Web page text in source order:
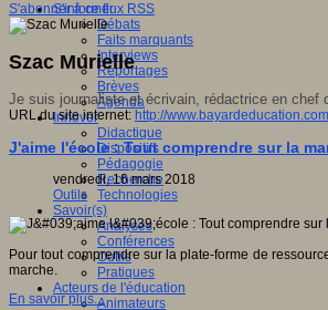
S'informer
Débats
Faits marquants
Interviews
Reportages
Brèves
Agenda
Innover
Didactique
Dispositifs
Pédagogie
Recherche
Technologies
Savoir(s)
Analyses
Conférences
Outils
Pratiques
Acteurs de l'éducation
Animateurs
S'abonner à ce flux RSS
Szac Murielle
Je suis journaliste et écrivain, rédactrice en chef
URL du site internet: http://
J'aime l'école : Tout comprendre sur la
vendredi, 16 mars 2018
Outils
Pour tout comprendre sur la plate-forme de
marche.
En savoir plus...